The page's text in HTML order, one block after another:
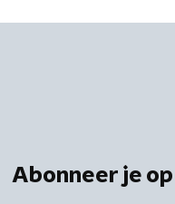
Abonneer je